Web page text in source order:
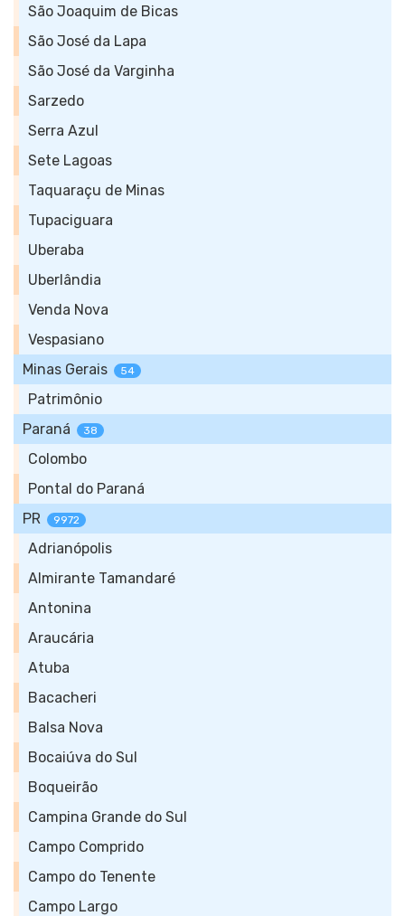
São Joaquim de Bicas
São José da Lapa
São José da Varginha
Sarzedo
Serra Azul
Sete Lagoas
Taquaraçu de Minas
Tupaciguara
Uberaba
Uberlândia
Venda Nova
Vespasiano
Minas Gerais
54
Patrimônio
Paraná
38
Colombo
Pontal do Paraná
PR
9972
Adrianópolis
Almirante Tamandaré
Antonina
Araucária
Atuba
Bacacheri
Balsa Nova
Bocaiúva do Sul
Boqueirão
Campina Grande do Sul
Campo Comprido
Campo do Tenente
Campo Largo